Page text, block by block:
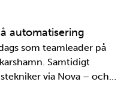
2008 i…
automatisering
som teamleader på
Samtidigt
via Nova – och
både sin praktik, även